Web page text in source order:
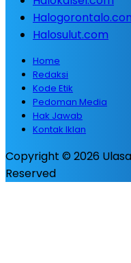
Halosulut.com
Home
Redaksi
Kode Etik
Pedoman Media
Hak Jawab
Kontak Iklan
Copyright © 2026
Reserved